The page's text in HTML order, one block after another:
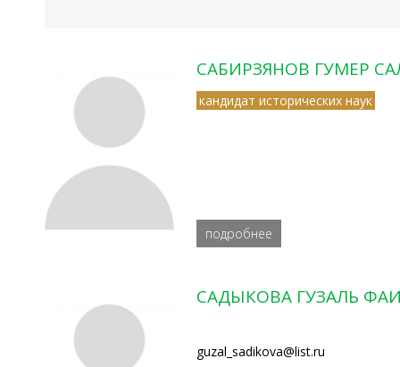
САБИРЗЯНОВ ГУМЕР
кандидат исторических наук
подробнее
САДЫКОВА ГУЗАЛЬ
guzal_sadikova@list.ru